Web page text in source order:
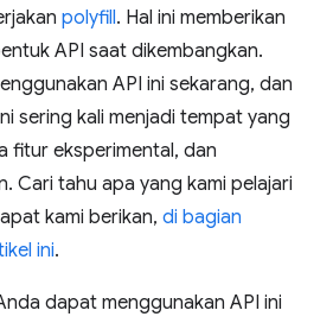
polyfill. Hal ini memberikan
API saat dikembangkan.
API ini sekarang, dan
sering kali menjadi tempat yang
fitur eksperimental, dan
Cari tahu apa yang kami pelajari
kami berikan, di bagian
ini.
dapat menggunakan API ini